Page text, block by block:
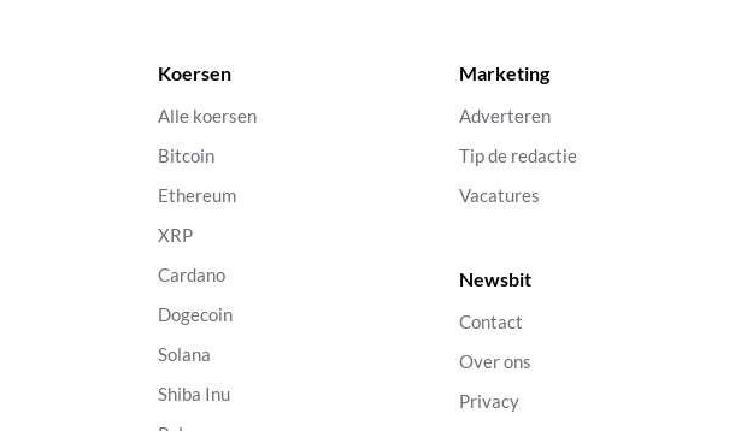
Koersen
Alle koersen
Bitcoin
Ethereum
XRP
Cardano
Dogecoin
Solana
Shiba Inu
Marketing
Adverteren
Tip de redactie
Vacatures
Newsbit
Contact
Over ons
Privacy